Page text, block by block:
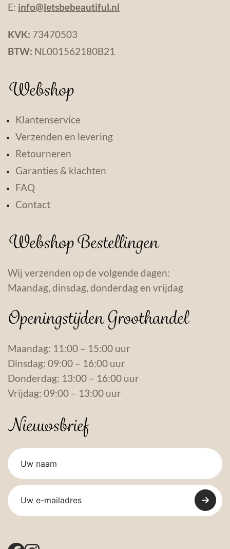
E: info@letsbebeautiful.nl
KVK: 73470503
BTW: NL001562180B21
Webshop
Klantenservice
Verzenden en levering
Retourneren
Garanties & klachten
FAQ
Contact
Webshop Bestellingen
Wij verzenden op de volgende dagen:
Maandag, dinsdag, donderdag en vrijdag
Openingstijden Groothandel
Maandag: 11:00 – 15:00 uur
Dinsdag: 09:00 – 16:00 uur
Donderdag: 13:00 – 16:00 uur
Vrijdag: 09:00 – 13:00 uur
Nieuwsbrief